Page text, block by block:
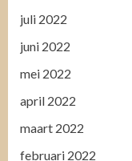
juli 2022
juni 2022
mei 2022
april 2022
maart 2022
februari 2022